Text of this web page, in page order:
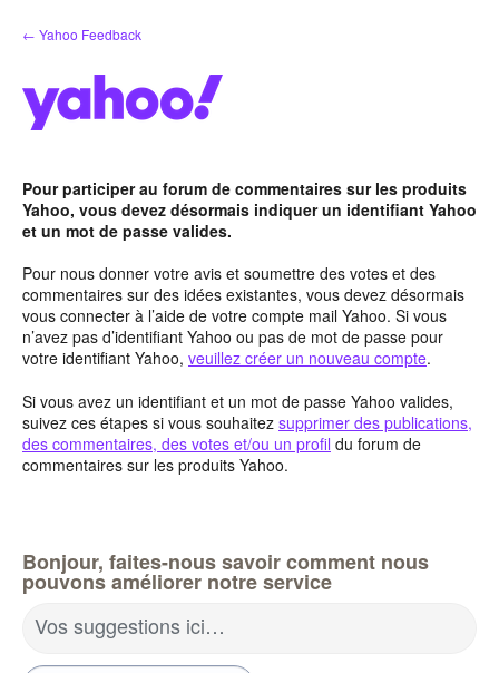
Aller
au
← Yahoo Feedback
Pour participer au forum de commentaires sur les produits
Yahoo, vous devez désormais indiquer un identifiant Yahoo
et un mot de passe valides.
Pour nous donner votre avis et soumettre des votes et des
commentaires sur des idées existantes, vous devez désormais
vous connecter à l’aide de votre compte mail Yahoo. Si vous
n’avez pas d’identifiant Yahoo ou pas de mot de passe pour
votre identifiant Yahoo, veuillez créer un nouveau compte.
Si vous avez un identifiant et un mot de passe Yahoo valides,
suivez ces étapes si vous souhaitez supprimer des publications,
des commentaires, des votes et/ou un profil du forum de
commentaires sur les produits Yahoo.
Bonjour, faites-nous savoir comment nous
pouvons améliorer notre service
Vos suggestions ici…